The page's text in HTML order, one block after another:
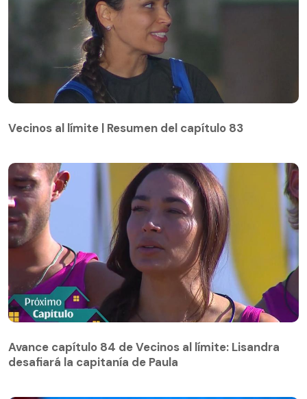
Vecinos al límite | Resumen del capítulo 83
desafiará la capitanía de Paula
Avance capítulo 84 de Vecinos al límite: Lisandra
desafiará la capitanía de Paula